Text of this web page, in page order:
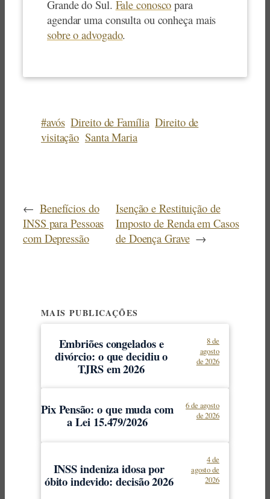
Grande do Sul. Fale conosco para
agendar uma consulta ou conheça mais
sobre o advogado.
#avós Direito de Família Direito de
visitação Santa Maria
← Benefícios do
INSS para Pessoas
com Depressão
Isenção e Restituição de
Imposto de Renda em Casos
de Doença Grave →
MAIS PUBLICAÇÕES
Embriões congelados e
divórcio: o que decidiu o
TJRS em 2026
8 de
agosto
de 2026
Pix Pensão: o que muda com
a Lei 15.479/2026
6 de agosto
de 2026
INSS indeniza idosa por
óbito indevido: decisão 2026
4 de
agosto de
2026